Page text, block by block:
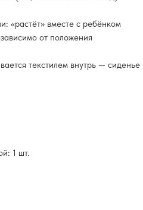
«растёт» вместе с ребёнком
от положения
текстилем внутрь — сиденье
1 шт.